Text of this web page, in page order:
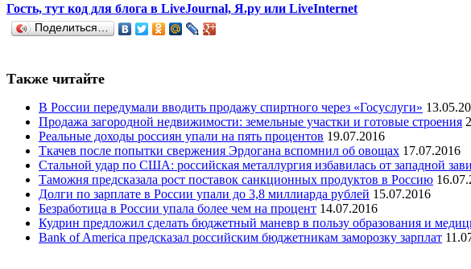
Гость, тут код для блога в LiveJournal, Я.ру или LiveInternet
Поделиться…
Также читайте
В России передумали вводить продажу спиртного через «Госуслуги»
Продажа загородной недвижимости: земельные участки и готовые строения
Реальные доходы россиян упали на пять процентов 19.07.2016
Ткачев после попытки свержения Эрдогана вспомнил об овощах 17.07.2016
Стальной удар по США: российская металлургия избавилась от западной
Таможня предсказала рост поставок санкционных продуктов в Россию
Долги по зарплате в России упали до 3,8 миллиарда рублей 15.07.2016
Безработица в России упала более чем на процент 14.07.2016
Кудрин предложил сделать бюджетный маневр в пользу образования и
Bank of America предсказал российским бюджетникам заморозку зарплат